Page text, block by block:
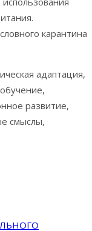
карантина
адаптация,
развитие,
смыслы,